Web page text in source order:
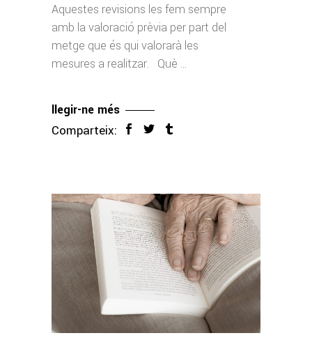
Aquestes revisions les fem sempre
amb la valoració prèvia per part del
metge que és qui valorarà les
mesures a realitzar. Què
llegir-ne més
Comparteix: